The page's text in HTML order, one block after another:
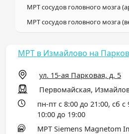
МРТ сосудов головного мозга
МРТ сосудов головного мозга
МРТ в Измайлово на
ул. 15-ая Парковая, д. 5
Первомайская,
пн-пт с 8:00 до 21:00, сб с
10:00 до 19:00
МРТ Siemens Magnetom